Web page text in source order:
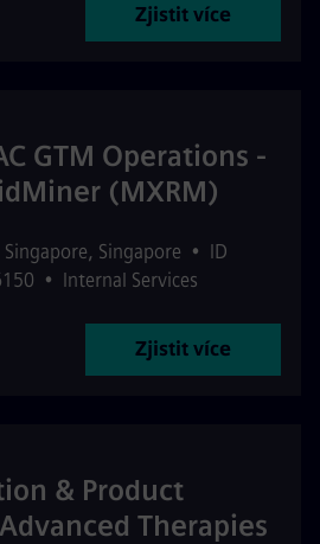
Zjistit více
GTM Operations -
(MXRM)
, Singapore • ID
• Internal Services
Zjistit více
& Product
Therapies